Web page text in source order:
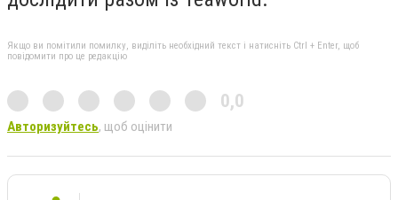
Якщо ви помітили помилку, виділіть необхідний текст і натисніть Ctrl + Enter, щоб
повідомити про це редакцію
0,0
Авторизуйтесь, щоб оцінити